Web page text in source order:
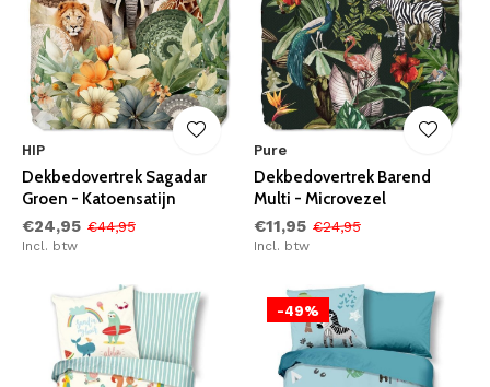
HIP
Dekbedovertrek Sagadar
Groen - Katoensatijn
€24,95 €44,95
Incl. btw
Pure
Dekbedovertrek Barend
Multi - Microvezel
€11,95 €24,95
Incl. btw
-49%